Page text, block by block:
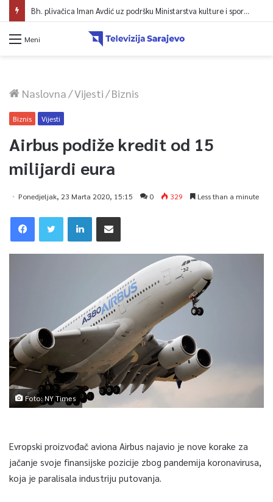
Bh. plivačica Iman Avdić uz podršku Ministarstva kulture i sporta KS kreće na Evropsko prvenstvo i Mediteranske igre
Meni
Naslovna/Vijesti/Biznis
Biznis Vijesti
Airbus podiže kredit od 15
milijardi eura
Ponedjeljak, 23 Marta 2020, 15:15 0 329 Less than a minute
Foto: NY Times
Evropski proizvođač aviona Airbus najavio je nove korake za
jačanje svoje finansijske pozicije zbog pandemija koronavirusa,
koja je paralisala industriju putovanja.